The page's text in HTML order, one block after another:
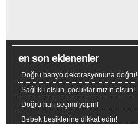
en son eklenenler
Doğru banyo dekorasyonuna doğru!
Sağlıklı olsun, çocuklarımızın olsun!
Doğru halı seçimi yapın!
Bebek beşiklerine dikkat edin!